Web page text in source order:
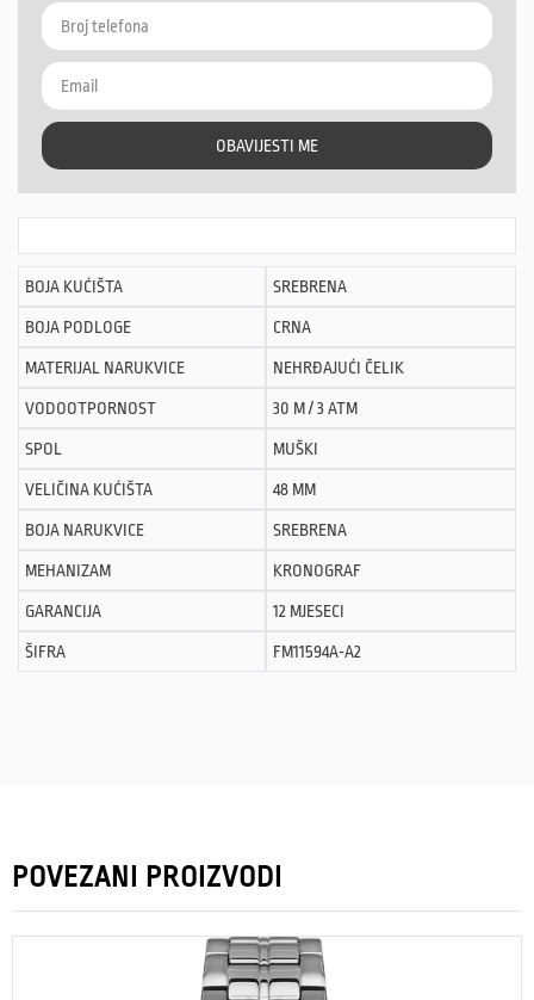
OBAVIJESTI ME
BOJA KUĆIŠTA SREBRENA
BOJA PODLOGE CRNA
MATERIJAL NARUKVICE NEHRĐAJUĆI ČELIK
VODOOTPORNOST 30 M / 3 ATM
SPOL MUŠKI
VELIČINA KUĆIŠTA 48 MM
BOJA NARUKVICE SREBRENA
MEHANIZAM KRONOGRAF
GARANCIJA 12 MJESECI
ŠIFRA FM11594A-A2
POVEZANI PROIZVODI